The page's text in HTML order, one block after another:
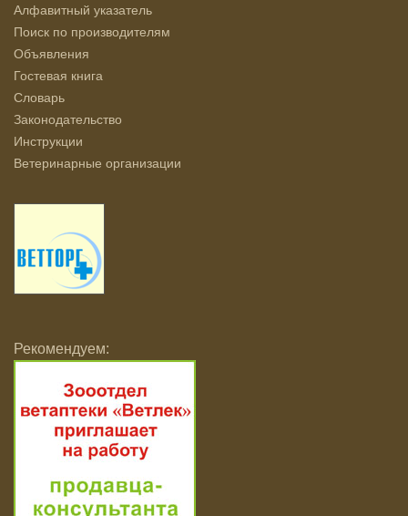
Алфавитный указатель
Поиск по производителям
Объявления
Гостевая книга
Словарь
Законодательство
Инструкции
Ветеринарные организации
Рекомендуем: